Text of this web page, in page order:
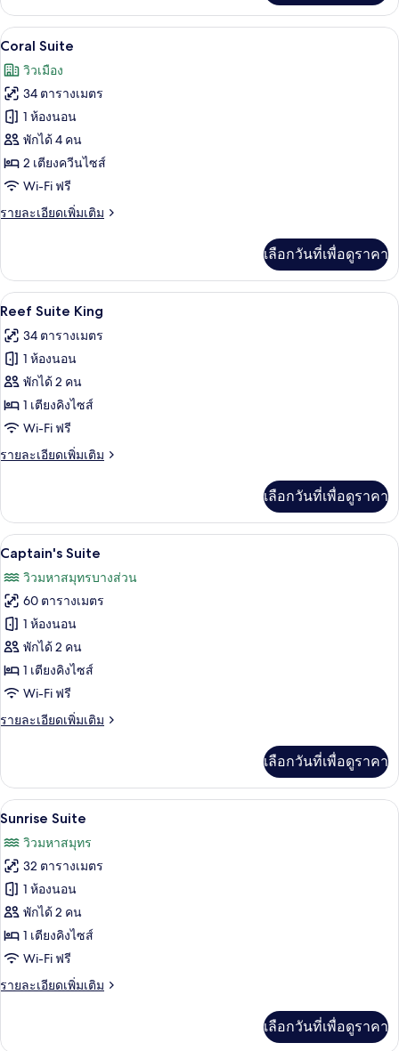
เกี่ยว
กับ
Reef
King
เปิด
ภาพถ่าย
ทั้งหมด
ของ
Coral
Suite
เครื่องนอนระดับพรีเมียม, ตู้นิรภัยในห้
10
Coral Suite
วิวเมือง
34 ตารางเมตร
1 ห้องนอน
พักได้ 4 คน
2 เตียงควีนไซส์
Wi-Fi ฟรี
รายละเอียดเพิ่มเติม
ราย
เกี่ยว
กับ
Coral
เลือกวันที่เพื่อดูราคา
เปิด
ภาพถ่าย
ทั้งหมด
ของ
Reef
Suite
เครื่องนอนระดับพรีเมียม, ตู้นิรภัยในห้
15
Reef Suite King
34 ตารางเมตร
1 ห้องนอน
พักได้ 2 คน
1 เตียงคิงไซส์
Wi-Fi ฟรี
รายละเอียดเพิ่มเติม
ราย
เกี่ยว
กับ
Reef
Suite
King
เลือกวันที่เพื่อดูราคา
เปิด
ภาพถ่าย
ทั้งหมด
ของ
Captain's
Suite
Captain's Suite | เครื่องนอนระดับพรี
7
Captain's Suite
วิวมหาสมุทรบางส่วน
60 ตารางเมตร
1 ห้องนอน
พักได้ 2 คน
1 เตียงคิงไซส์
Wi-Fi ฟรี
รายละเอียดเพิ่มเติม
ราย
เกี่ยว
กับ
Captain's
เลือกวันที่เพื่อดูราคา
เปิด
ภาพถ่าย
ทั้งหมด
ของ
Sunrise
Suite
Sunrise Suite | เครื่องนอนระดับพรีเ
13
Sunrise Suite
วิวมหาสมุทร
32 ตารางเมตร
1 ห้องนอน
พักได้ 2 คน
1 เตียงคิงไซส์
Wi-Fi ฟรี
รายละเอียดเพิ่มเติม
ราย
เลือกวันที่เพื่อดูราคา